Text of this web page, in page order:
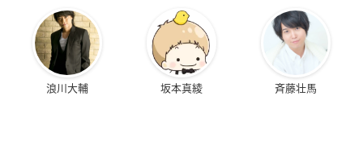
浪川大輔 坂本真綾 斉藤壮馬